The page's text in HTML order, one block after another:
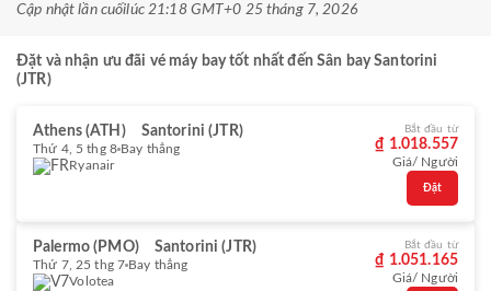
Cập nhật lần cuốilúc 21:18 GMT+0 25 tháng 7, 2026
Đặt và nhận ưu đãi vé máy bay tốt nhất đến Sân bay Santorini
(JTR)
Athens (ATH) Santorini (JTR)
Thứ 4, 5 thg 8 Bay thẳng
Ryanair
Bắt đầu từ
₫ 1.018.557
Giá/ Người
Đặt
Palermo (PMO) Santorini (JTR)
Thứ 7, 25 thg 7 Bay thẳng
Volotea
Bắt đầu từ
₫ 1.051.165
Giá/ Người